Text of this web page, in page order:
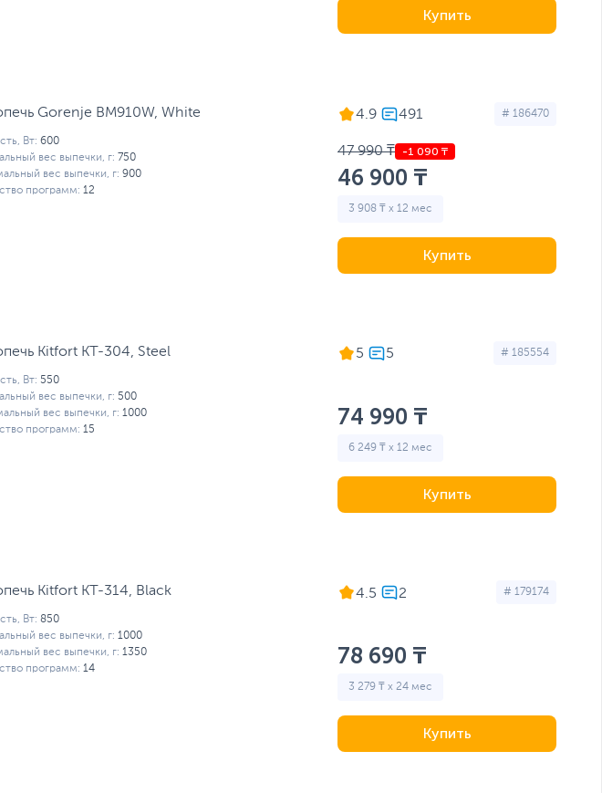
Купить
Gorenje BM910W, White
Вт: 600
вес выпечки, г: 750
вес выпечки, г: 900
программ: 12
4.9 # 186470
47 990 ₸
46 900 ₸
3 908 ₸ x 12 мес
Купить
Kitfort KT-304, Steel
Вт: 550
вес выпечки, г: 500
вес выпечки, г: 1000
программ: 15
5 # 185554
74 990 ₸
6 249 ₸ x 12 мес
Купить
Kitfort КТ-314, Black
Вт: 850
вес выпечки, г: 1000
вес выпечки, г: 1350
программ: 14
4.5 # 179174
78 690 ₸
3 279 ₸ x 24 мес
Купить